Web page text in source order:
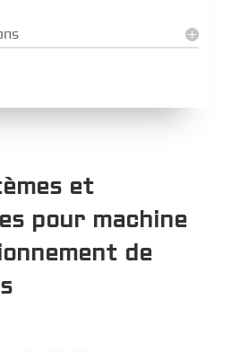
et
pour machine
de